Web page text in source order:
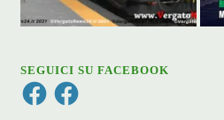
SEGUICI SU FACEBOOK
FacebookFacebook